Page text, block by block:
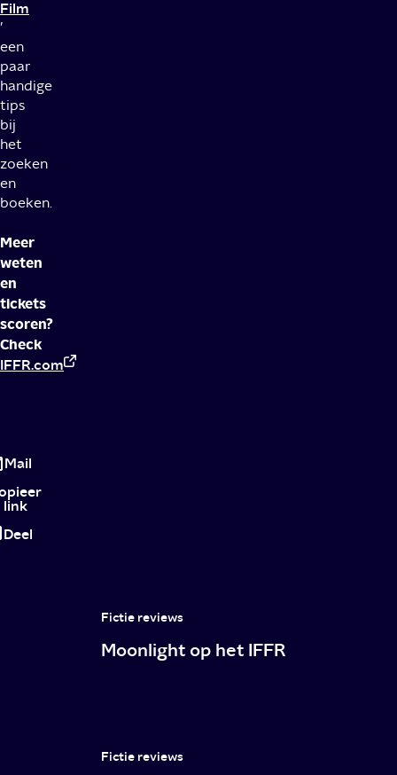
Film
’
een
paar
handige
tips
bij
het
zoeken
en
boeken.
Meer
weten
en
tickets
scoren?
Check
IFFR.com
2024:
5
tips
om
Mail
link
Deel
Fictie reviews
Moonlight op het IFFR
Fictie reviews